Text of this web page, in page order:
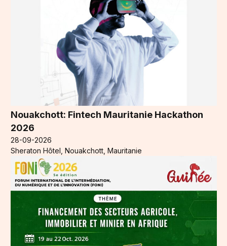
Nouakchott: Fintech Mauritanie Hackathon
2026
28-09-2026
Sheraton Hôtel, Nouakchott, Mauritanie